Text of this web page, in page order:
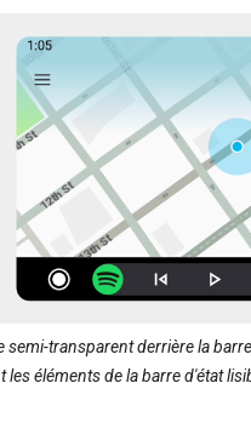
transparent derrière la
éléments de la barre d'état